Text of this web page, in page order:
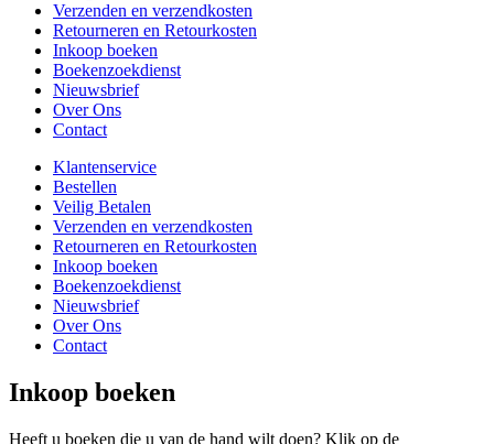
Verzenden en verzendkosten
Retourneren en Retourkosten
Inkoop boeken
Boekenzoekdienst
Nieuwsbrief
Over Ons
Contact
Klantenservice
Bestellen
Veilig Betalen
Verzenden en verzendkosten
Retourneren en Retourkosten
Inkoop boeken
Boekenzoekdienst
Nieuwsbrief
Over Ons
Contact
Inkoop boeken
Heeft u boeken die u van de hand wilt doen? Klik op de